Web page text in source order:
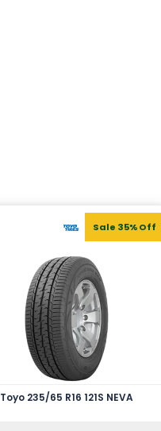
Sale 35% Off
Toyo 235/65 R16 121S NEVA